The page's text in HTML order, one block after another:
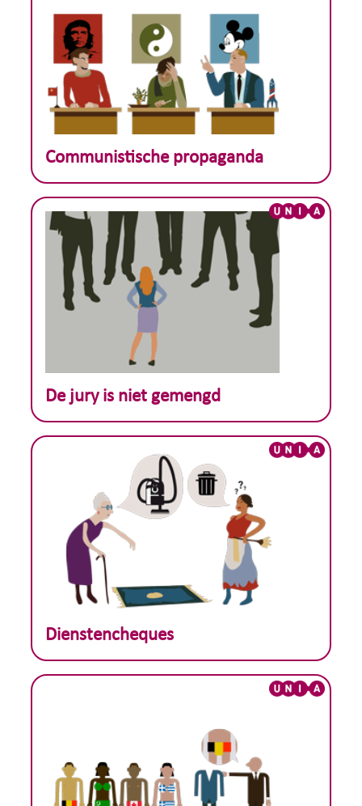
Theoretisch voorbeeld :
Communistische propaganda
Theoretisch voorbeeld :
De jury is niet gemengd
Theoretisch voorbeeld :
Dienstencheques